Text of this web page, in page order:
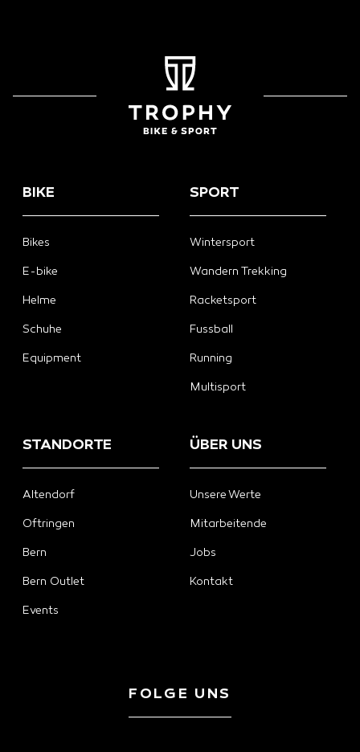
BIKE
Bikes
E-bike
Helme
Schuhe
Equipment
SPORT
Wintersport
Wandern Trekking
Racketsport
Fussball
Running
Multisport
STANDORTE
Altendorf
Oftringen
Bern
Bern Outlet
Events
ÜBER UNS
Unsere Werte
Mitarbeitende
Jobs
Kontakt
FOLGE UNS